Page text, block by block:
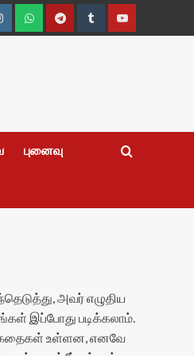
WhatsappTelegramTumblrYouTube
புனைவு
அவர் எழுதிய
இப்போது படிக்கலாம்.
உள்ளன, எனவே